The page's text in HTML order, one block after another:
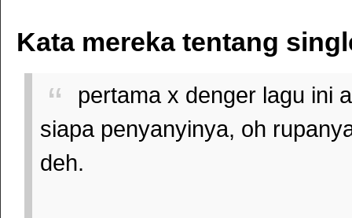
Kata mereka tentang
pertama x denger lagu ini
siapa penyanyinya, oh
deh.